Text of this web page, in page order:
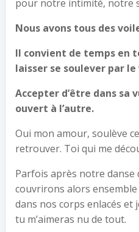
pour notre intimité, notre
Nous avons tous des
Il convient de temps en
laisser se soulever par le
Accepter d’être dans
ouvert à l’autre.
Oui mon amour, soulève
retrouver. Toi qui me
Parfois après notre danse
couvrirons alors
dans nos corps enlacés et
tu m’aimeras nu de tout.